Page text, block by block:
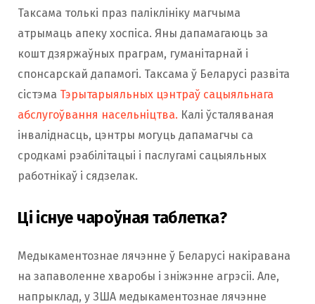
Таксама толькі праз паліклініку магчыма
атрымаць апеку хоспіса. Яны дапамагаюць за
кошт дзяржаўных праграм, гуманітарнай і
спонсарскай дапамогі. Таксама ў Беларусі развіта
сістэма Тэрытарыяльных цэнтраў сацыяльнага
абслугоўвання насельніцтва. Калі ўсталяваная
інваліднасць, цэнтры могуць дапамагчы са
сродкамі рэабілітацыі і паслугамі сацыяльных
работнікаў і сядзелак.
Ці існуе чароўная таблетка?
Медыкаментознае лячэнне ў Беларусі накіравана
на запаволенне хваробы і зніжэнне агрэсіі. Але,
напрыклад, у ЗША медыкаментознае лячэнне